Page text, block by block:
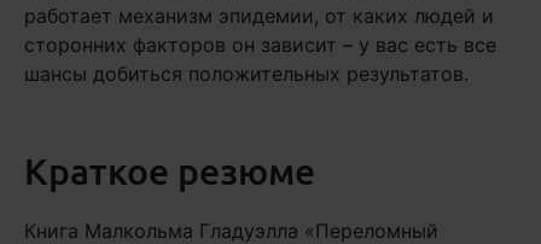
работает механизм эпидемии, от каких людей и
сторонних факторов он зависит – у вас есть все
шансы добиться положительных результатов.
Краткое резюме
Книга Малкольма Гладуэлла «Переломный